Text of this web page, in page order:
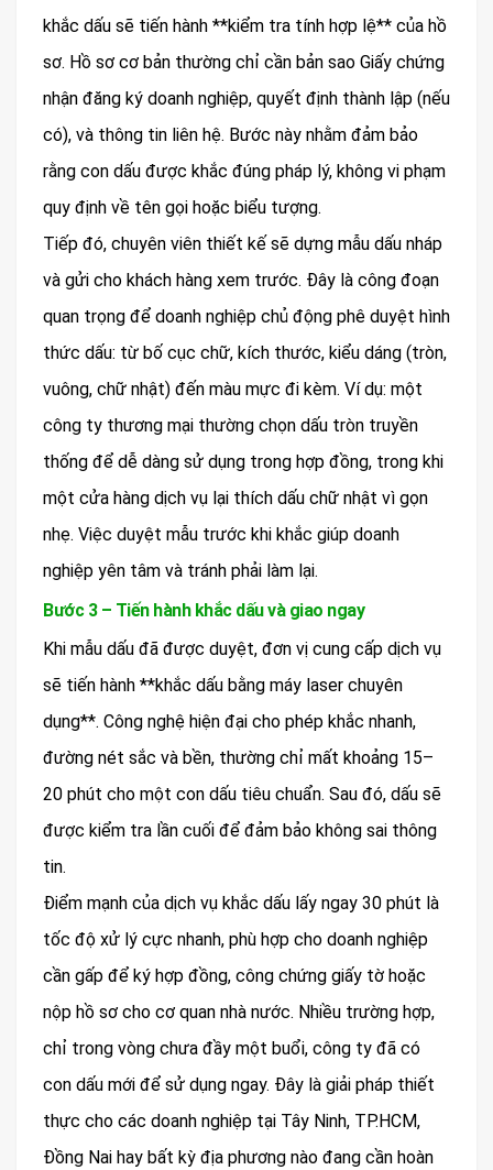
khắc dấu sẽ tiến hành **kiểm tra tính hợp lệ** của hồ
sơ. Hồ sơ cơ bản thường chỉ cần bản sao Giấy chứng
nhận đăng ký doanh nghiệp, quyết định thành lập (nếu
có), và thông tin liên hệ. Bước này nhằm đảm bảo
rằng con dấu được khắc đúng pháp lý, không vi phạm
quy định về tên gọi hoặc biểu tượng.
Tiếp đó, chuyên viên thiết kế sẽ dựng mẫu dấu nháp
và gửi cho khách hàng xem trước. Đây là công đoạn
quan trọng để doanh nghiệp chủ động phê duyệt hình
thức dấu: từ bố cục chữ, kích thước, kiểu dáng (tròn,
vuông, chữ nhật) đến màu mực đi kèm. Ví dụ: một
công ty thương mại thường chọn dấu tròn truyền
thống để dễ dàng sử dụng trong hợp đồng, trong khi
một cửa hàng dịch vụ lại thích dấu chữ nhật vì gọn
nhẹ. Việc duyệt mẫu trước khi khắc giúp doanh
nghiệp yên tâm và tránh phải làm lại.
Bước 3 – Tiến hành khắc dấu và giao ngay
Khi mẫu dấu đã được duyệt, đơn vị cung cấp dịch vụ
sẽ tiến hành **khắc dấu bằng máy laser chuyên
dụng**. Công nghệ hiện đại cho phép khắc nhanh,
đường nét sắc và bền, thường chỉ mất khoảng 15–
20 phút cho một con dấu tiêu chuẩn. Sau đó, dấu sẽ
được kiểm tra lần cuối để đảm bảo không sai thông
tin.
Điểm mạnh của dịch vụ khắc dấu lấy ngay 30 phút là
tốc độ xử lý cực nhanh, phù hợp cho doanh nghiệp
cần gấp để ký hợp đồng, công chứng giấy tờ hoặc
nộp hồ sơ cho cơ quan nhà nước. Nhiều trường hợp,
chỉ trong vòng chưa đầy một buổi, công ty đã có
con dấu mới để sử dụng ngay. Đây là giải pháp thiết
thực cho các doanh nghiệp tại Tây Ninh, TP.HCM,
Đồng Nai hay bất kỳ địa phương nào đang cần hoàn